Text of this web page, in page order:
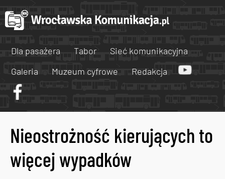
Dla pasażera Tabor
Sieć komunikacyjna
Galeria
Muzeum cyfrowe Redakcja
Nieostrożność kierujących to
więcej wypadków